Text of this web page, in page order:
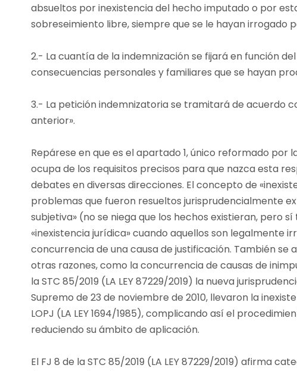
absueltos por inexistencia del hecho imputado o por
sobreseimiento libre, siempre que se le hayan irrogado
2.- La cuantía de la indemnización se fijará en función
consecuencias personales y familiares que se hayan
3.- La petición indemnizatoria se tramitará de acuerdo
anterior».
Repárese en que es el apartado 1, único reformado por la
ocupa de los requisitos precisos para que nazca esta
debates en diversas direcciones. El concepto de
problemas que fueron resueltos jurisprudencialmente
subjetiva» (no se niega que los hechos existieran, pero
«inexistencia jurídica» cuando aquellos son legalmente
concurrencia de una causa de justificación. También se
otras razones, como la concurrencia de causas de
la STC 85/2019 (LA LEY 87229/2019) la nueva
Supremo de 23 de noviembre de 2010, llevaron la
LOPJ (LA LEY 1694/1985), complicando así el
reduciendo su ámbito de aplicación.
El FJ 8 de la STC 85/2019 (LA LEY 87229/2019) afirma